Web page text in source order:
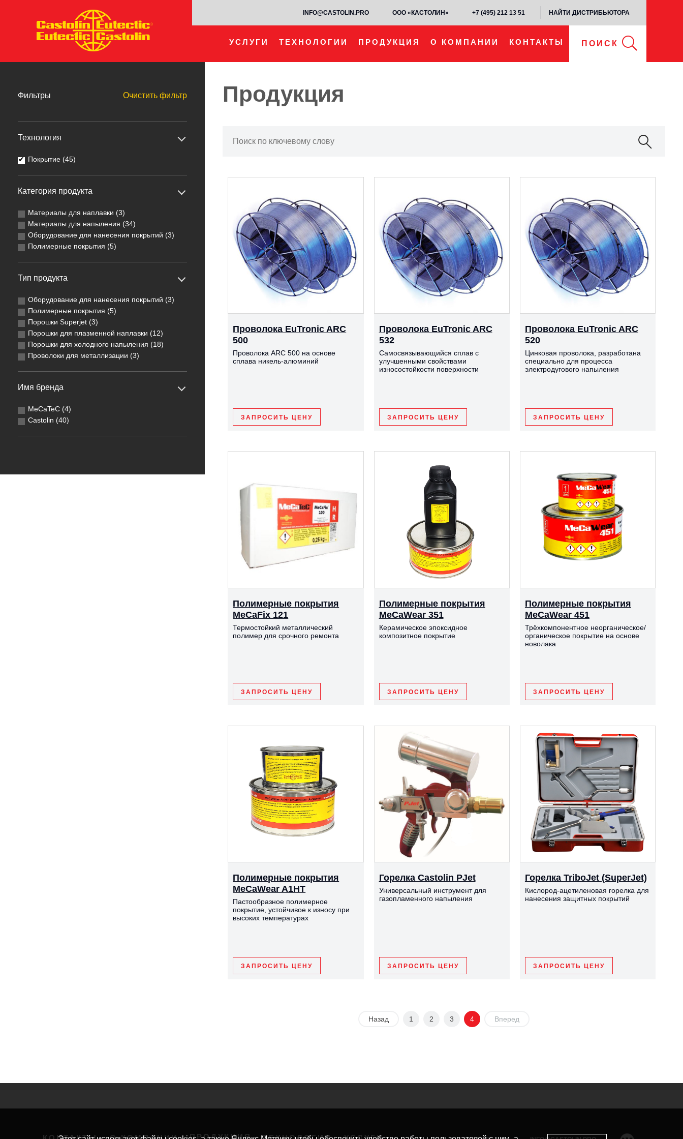
НАЙТИ ДИСТРИБЬЮТОРА
+7 (495) 212 13 51​
ООО «КАСТОЛИН»
INFO@CASTOLIN.PRO
ПОИСК
КОНТАКТЫ
О КОМПАНИИ
ПРОДУКЦИЯ
ТЕХНОЛОГИИ
УСЛУГИ
Фильтры Очистить фильтр
Технология
Покрытие (45)
Категория продукта
Материалы для наплавки (3)
Материалы для напыления (34)
Оборудование для нанесения покрытий (3)
Полимерные покрытия (5)
Тип продукта
Оборудование для нанесения покрытий (3)
Полимерные покрытия (5)
Порошки Superjet (3)
Порошки для плазменной наплавки (12)
Порошки для холодного напыления (18)
Проволоки для металлизации (3)
Имя бренда
MeCaTeC (4)
Castolin (40)
Продукция
Проволока EuTronic ARC
500
Проволока ARC 500 на основе
сплава никель-алюминий
ЗАПРОСИТЬ ЦЕНУ
Проволока EuTronic ARC
532
Самосвязывающийся сплав с
улучшенными свойствами
износостойкости поверхности
ЗАПРОСИТЬ ЦЕНУ
Проволока EuTronic ARC
520
Цинковая проволока, разработана
специально для процесса
электродугового напыления
ЗАПРОСИТЬ ЦЕНУ
Полимерные покрытия
MeCaFix 121
Термостойкий металлический
полимер для срочного ремонта
ЗАПРОСИТЬ ЦЕНУ
Полимерные покрытия
MeCaWear 351
Керамическое эпоксидное
композитное покрытие
ЗАПРОСИТЬ ЦЕНУ
Полимерные покрытия
MeCaWear 451
Трёхкомпонентное неорганическое/
органическое покрытие на основе
новолака
ЗАПРОСИТЬ ЦЕНУ
Полимерные покрытия
MeCaWear A1HT
Пастообразное полимерное
покрытие, устойчивое к износу при
высоких температурах
ЗАПРОСИТЬ ЦЕНУ
Горелка Castolin PJet
Универсальный инструмент для
газопламенного напыления
ЗАПРОСИТЬ ЦЕНУ
Горелка TriboJet (SuperJet)
Кислород-ацетиленовая горелка для
нанесения защитных покрытий
ЗАПРОСИТЬ ЦЕНУ
Назад 1 2 3 4 Вперед
ПРОДУКЦИЯ